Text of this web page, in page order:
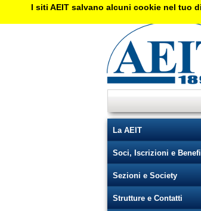
La AEIT
Soci, Iscrizioni e
Sezioni e Society
Strutture e Contatti
I siti AEIT salvano alcuni cookie nel tuo